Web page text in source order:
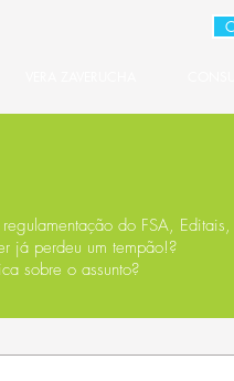
do FSA, Editais,
já perdeu um tempão!?
sobre o assunto?